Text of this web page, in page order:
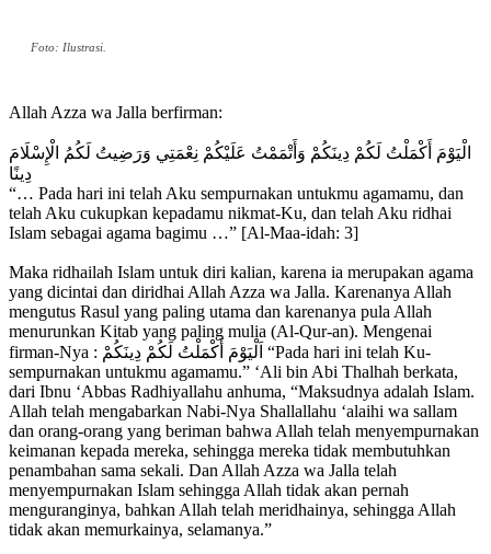
Foto: Ilustrasi.
Allah Azza wa Jalla berfirman:⁣
الْيَوْمَ أَكْمَلْتُ لَكُمْ دِينَكُمْ وَأَتْمَمْتُ عَلَيْكُمْ نِعْمَتِي وَرَضِيتُ لَكُمُ الْإِسْلَامَ
“… Pada hari ini telah Aku sempurnakan untukmu agamamu, dan
telah Aku cukupkan kepadamu nikmat-Ku, dan telah Aku ridhai
Islam sebagai agama bagimu …” [Al-Maa-idah: 3] ⁣
Maka ridhailah Islam untuk diri kalian, karena ia merupakan agama
yang dicintai dan diridhai Allah Azza wa Jalla. Karenanya Allah
mengutus Rasul yang paling utama dan karenanya pula Allah
menurunkan Kitab yang paling mulia (Al-Qur-an). Mengenai
firman-Nya : اَلْيَوْمَ أَكْمَلْتُ لَكُمْ دِينَكُمْ “Pada hari ini telah Ku-
sempurnakan untukmu agamamu.” ‘Ali bin Abi Thalhah berkata,
dari Ibnu ‘Abbas Radhiyallahu anhuma, “Maksudnya adalah Islam.
Allah telah mengabarkan Nabi-Nya Shallallahu ‘alaihi wa sallam
dan orang-orang yang beriman bahwa Allah telah menyempurnakan
keimanan kepada mereka, sehingga mereka tidak membutuhkan
penambahan sama sekali. Dan Allah Azza wa Jalla telah
menyempurnakan Islam sehingga Allah tidak akan pernah
menguranginya, bahkan Allah telah meridhainya, sehingga Allah
tidak akan memurkainya, selamanya.”⁣